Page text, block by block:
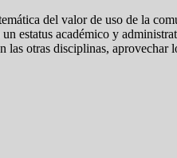
del valor de uso de la
estatus académico y
otras disciplinas,